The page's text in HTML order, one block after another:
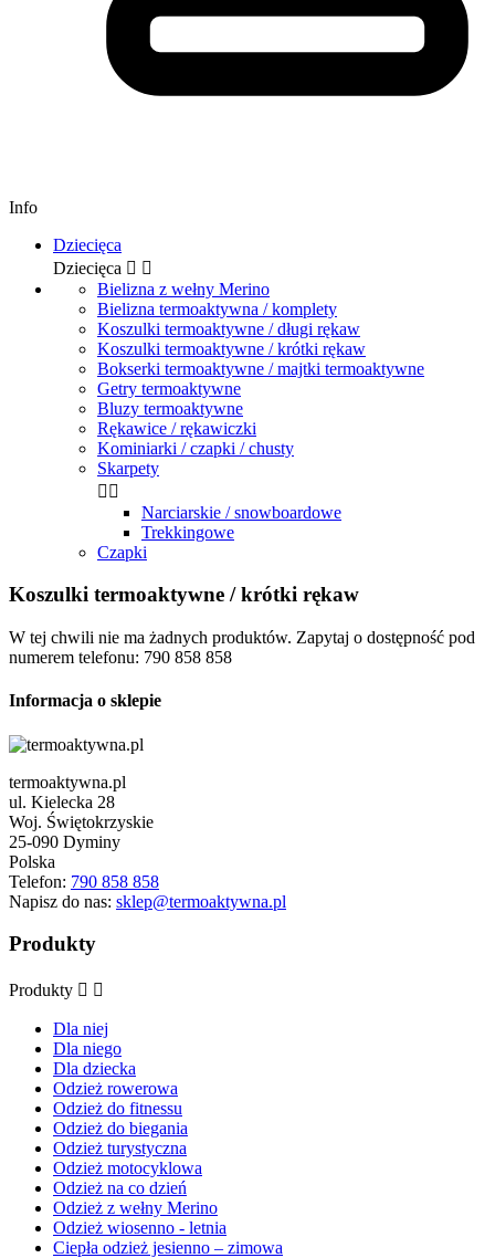
Info
Dziecięca
Dziecięca  
Bielizna z wełny Merino
Bielizna termoaktywna / komplety
Koszulki termoaktywne / długi rękaw
Koszulki termoaktywne / krótki rękaw
Bokserki termoaktywne / majtki termoaktywne
Getry termoaktywne
Bluzy termoaktywne
Rękawice / rękawiczki
Kominiarki / czapki / chusty
Skarpety
 
Narciarskie / snowboardowe
Trekkingowe
Czapki
Koszulki termoaktywne / krótki rękaw
W tej chwili nie ma żadnych produktów. Zapytaj o dostępność pod
numerem telefonu: 790 858 858
Informacja o sklepie
termoaktywna.pl
ul. Kielecka 28
Woj. Świętokrzyskie
25-090 Dyminy
Polska
Telefon: 790 858 858
Napisz do nas: sklep@termoaktywna.pl
Produkty
Produkty  
Dla niej
Dla niego
Dla dziecka
Odzież rowerowa
Odzież do fitnessu
Odzież do biegania
Odzież turystyczna
Odzież motocyklowa
Odzież na co dzień
Odzież z wełny Merino
Odzież wiosenno - letnia
Ciepła odzież jesienno – zimowa